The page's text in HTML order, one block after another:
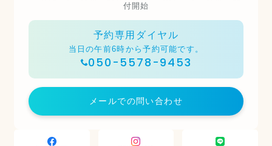
付開始
予約専用ダイヤル
当日の午前6時から予約可能です。
050-5578-9453
メールでの問い合わせ